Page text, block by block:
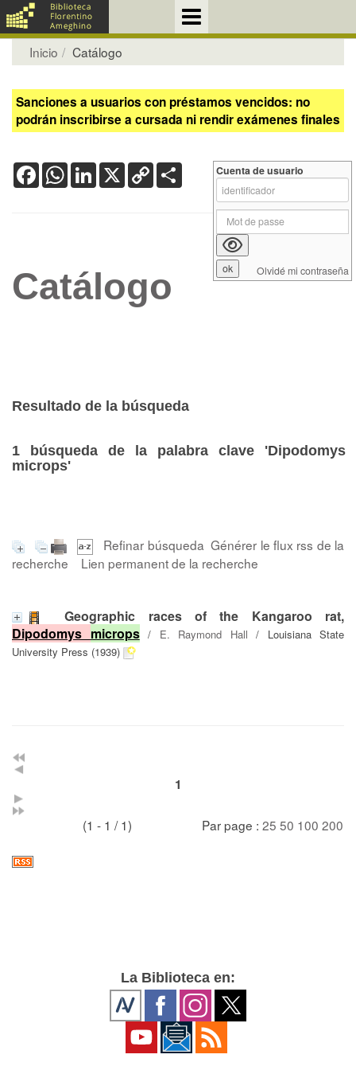
Inicio Catálogo
Sanciones a usuarios con préstamos vencidos: no
podrán inscribirse a cursada ni rendir exámenes finales
FacebookWhatsApp
LinkedIn
X Copy
Link
Catálogo
Resultado de la búsqueda
1 búsqueda de la palabra clave 'Dipodomys
microps'
Refinar búsqueda Générer le flux rss de la
recherche
Lien permanent de la recherche
Geographic races of the Kangaroo rat,
Dipodomys microps/ E. Raymond Hall / Louisiana State
University Press (1939)
1
(1 - 1 / 1) Par page : 25 50 100 200
Cuenta de usuario
Olvidé mi contraseña
La Biblioteca en: